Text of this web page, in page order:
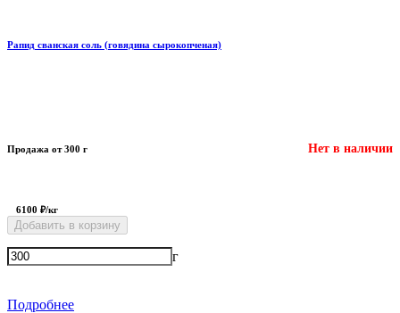
Рапид сванская соль (говядина сырокопченая)
Продажа от 300 г Нет в наличии
6100 ₽/кг
Добавить в корзину
г
Подробнее